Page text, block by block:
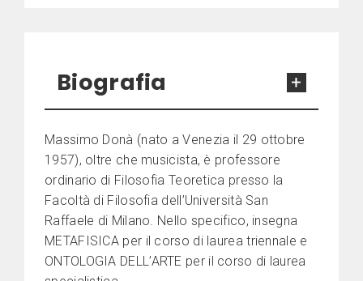
Biografia
Massimo Donà (nato a Venezia il 29 ottobre
1957), oltre che musicista, è professore
ordinario di Filosofia Teoretica presso la
Facoltà di Filosofia dell’Università San
Raffaele di Milano. Nello specifico, insegna
METAFISICA per il corso di laurea triennale e
ONTOLOGIA DELL’ARTE per il corso di laurea